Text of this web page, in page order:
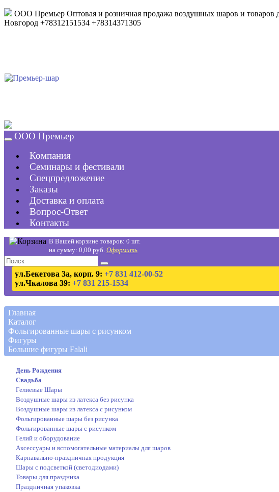
ООО Премьер Оптовая и розничная продажа воздушных шаров и товаров
Новгород +78312151534 +78314371305
ООО Премьер
Компания
Семинары и фестивали
Спецпредложение
Заказы
Доставка и оплата
Вопрос-Ответ
Контакты
В Вашей корзине товаров: 0 шт.
на сумму: 0,00 руб. Оформить
ул.Бекетова 3а, корп. 9: +7 831 412-00-52
ул.Чкалова 39: +7 831 215-1534
Главная
Каталог
Фольгированные шары с рисунком
Фигуры
Большие фигуры Falali
День Рождения
Свадьба
Гелиевые Шары
Воздушные шары из латекса без рисунка
Воздушные шары из латекса с рисунком
Фольгированные шары без рисунка
Фольгированные шары с рисунком
Гелий и оборудование
Аксессуары и вспомогательные материалы для шаров
Карнавально-праздничная продукция
Шары с подсветкой (светодиодами)
Товары для праздника
Праздничная упаковка